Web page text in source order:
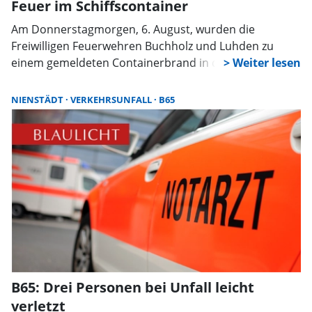
Feuer im Schiffscontainer
Am Donnerstagmorgen, 6. August, wurden die
Freiwilligen Feuerwehren Buchholz und Luhden zu
einem gemeldeten Containerbrand in das
Einsatzstelle angekommen, drang bereits dichter,
schwarzer Rauch aus einem Schiffscontainer. Aus
diesem Grund wurden zusätzlich die Feuerwehren
Ahnsen, Bad Eilsen sowie die ELW-Gruppe Eilsen
nachalarmiert.
NIENSTÄDT VERKEHRSUNFALL B65
B65: Drei Personen bei Unfall leicht
verletzt